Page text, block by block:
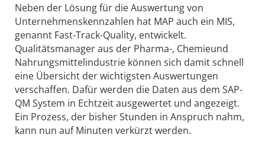
Neben der Lösung für die Auswertung von
Unternehmenskennzahlen hat MAP auch ein MIS,
genannt Fast-Track-Quality, entwickelt.
Qualitätsmanager aus der Pharma-, Chemieund
Nahrungsmittelindustrie können sich damit schnell
eine Übersicht der wichtigsten Auswertungen
verschaffen. Dafür werden die Daten aus dem SAP-
QM System in Echtzeit ausgewertet und angezeigt.
Ein Prozess, der bisher Stunden in Anspruch nahm,
kann nun auf Minuten verkürzt werden.